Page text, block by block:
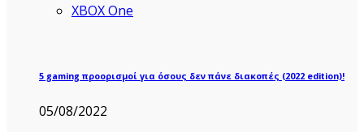
XBOX One
5 gaming προορισμοί για όσους δεν πάνε διακοπές (2022 edition)!
05/08/2022